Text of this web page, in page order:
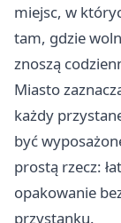
miejsc, w
tam, gdzie
znoszą
Miasto
każdy
być
prostą rzecz:
opakowanie
przystanku.